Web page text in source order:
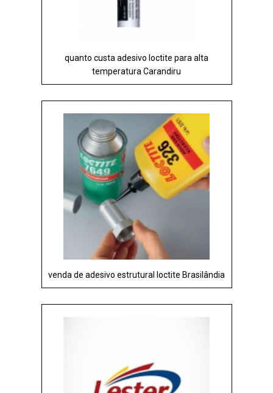
quanto custa adesivo loctite para alta
temperatura Carandiru
venda de adesivo estrutural loctite Brasilândia